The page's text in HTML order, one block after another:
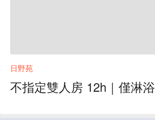
日野苑
不指定雙人房 12h｜僅淋浴